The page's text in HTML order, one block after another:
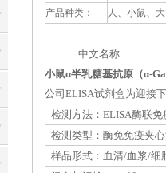
产品种类：
人、小鼠、
中文名称 英
小鼠α半乳糖基抗原（α-
公司ELISA试剂盒为迎接
检测方法：ELISA酶联免
检测类型：酶免免疫夹
样品形式：血清/血浆/细